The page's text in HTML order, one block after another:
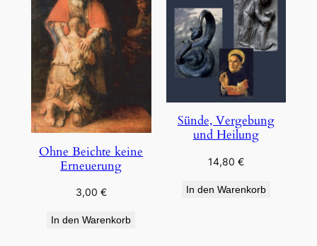
Ohne Beichte keine
Erneuerung
3,00 €
In den Warenkorb
Sünde, Vergebung
und Heilung
14,80 €
In den Warenkorb